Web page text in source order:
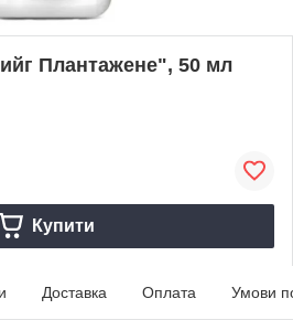
Плантажене", 50 мл
Купити
Доставка Оплата Умови